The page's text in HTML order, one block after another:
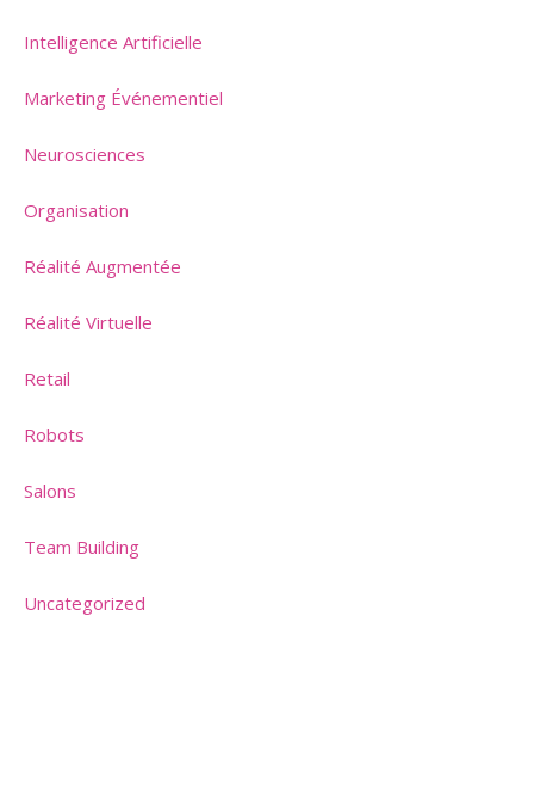
Intelligence Artificielle
Marketing Événementiel
Neurosciences
Organisation
Réalité Augmentée
Réalité Virtuelle
Retail
Robots
Salons
Team Building
Uncategorized